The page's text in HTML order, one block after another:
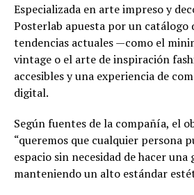
Especializada en arte impreso y
Posterlab apuesta por un catálogo
tendencias actuales —como el
vintage o el arte de inspiración
accesibles y una experiencia de
digital.
Según fuentes de la compañía, el
“queremos que cualquier persona
espacio sin necesidad de hacer
manteniendo un alto estándar